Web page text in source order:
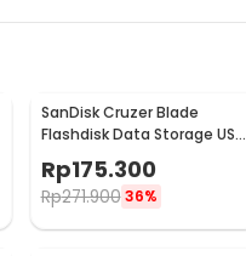
SanDisk Cruzer Blade
Flashdisk Data Storage USB
2.0 Portable 64GB -
SDCZ50
Rp175.300
Rp271.900 36%